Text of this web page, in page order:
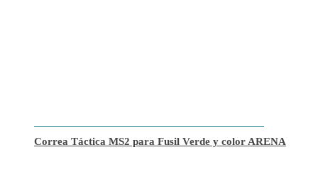
Correa Táctica MS2 para Fusil Verde y color ARENA